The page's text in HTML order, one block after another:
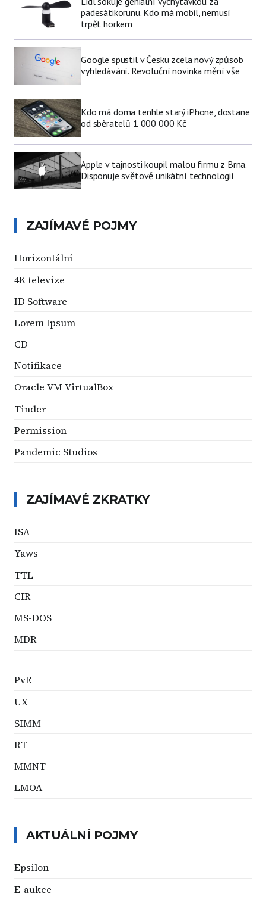
padesátikorunu. Kdo má mobil, nemusí
trpět horkem
Google spustil v Česku zcela nový způsob
vyhledávání. Revoluční novinka mění vše
Kdo má doma tenhle starý iPhone, dostane
od sběratelů 1 000 000 Kč
Apple v tajnosti koupil malou firmu z Brna.
Disponuje světově unikátní technologií
ZAJÍMAVÉ POJMY
Horizontální
4K televize
ID Software
Lorem Ipsum
CD
Notifikace
Oracle VM VirtualBox
Tinder
Permission
Pandemic Studios
ZAJÍMAVÉ ZKRATKY
ISA
Yaws
TTL
CIR
MS-DOS
MDR
PvE
UX
SIMM
RT
MMNT
LMOA
AKTUÁLNÍ POJMY
Epsilon
E-aukce